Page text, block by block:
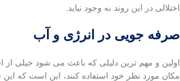
اختلالی در این روند به وجود نیاید.
صرفه جویی در انرژی و آب
اولین و مهم ترین دلیلی که باعث می شود خیلی از
مکان مورد نظر خود استفاده کنند، این است که